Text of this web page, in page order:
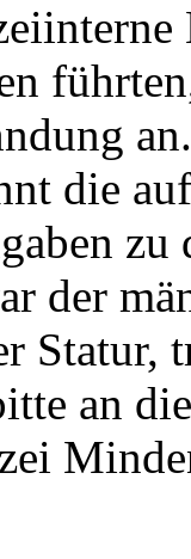
die
zu
der
Statur,
an